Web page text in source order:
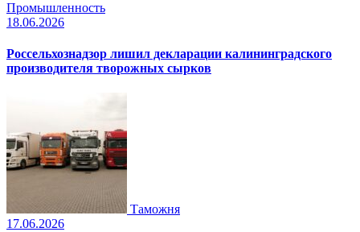
Промышленность
18.06.2026
Россельхознадзор лишил декларации калининградского
производителя творожных сырков
Таможня
17.06.2026